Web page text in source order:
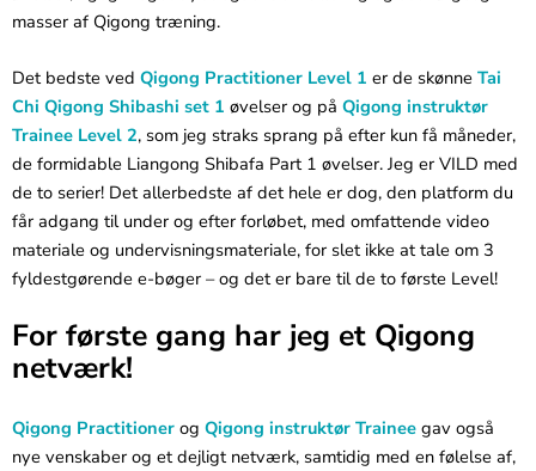
masser af Qigong træning.
Det bedste ved Qigong Practitioner Level 1 er de skønne Tai
Chi Qigong Shibashi set 1 øvelser og på Qigong instruktør
Trainee Level 2, som jeg straks sprang på efter kun få måneder,
de formidable Liangong Shibafa Part 1 øvelser. Jeg er VILD med
de to serier! Det allerbedste af det hele er dog, den platform du
får adgang til under og efter forløbet, med omfattende video
materiale og undervisningsmateriale, for slet ikke at tale om 3
fyldestgørende e-bøger – og det er bare til de to første Level!
For første gang har jeg et Qigong
netværk!
Qigong Practitioner og Qigong instruktør Trainee gav også
nye venskaber og et dejligt netværk, samtidig med en følelse af,